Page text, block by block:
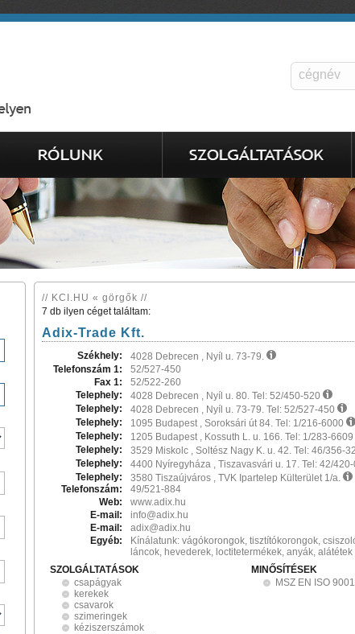
// KCI.HU « görgők //
7 db ilyen céget találtam:
Adix-Trade Kft.
Székhely:
4028 Debrecen , Nyíl u. 73-79.
Telefonszám 1:
52/527-450
Fax 1:
52/522-260
Telephely:
4028 Debrecen , Nyíl u. 80. Tel: 52/450-520
Telephely:
4028 Debrecen , Nyíl u. 73-79. Tel: 52/527-450
Telephely:
1095 Budapest , Soroksári út 84. Tel: 1/216-6000
Telephely:
1205 Budapest , Kossuth L. u. 166. Tel: 1/283-6609
Telephely:
3529 Miskolc , Soltész Nagy K. u. 42. Tel: 46/356-
Telephely:
4400 Nyíregyháza , Tiszavasvári u. 17. Tel: 42/
Telephely:
3580 Tiszaújváros , TVK Ipartelep Külterület 1/a.
Telefonszám:
49/521-884
Web:
www.adix.hu
E-mail:
info@adix.hu
E-mail:
adix@adix.hu
Egyéb:
Kínálatunk: vágókorongok, tisztítókorongok,
láncok, hevederek, loctitetermékek, anyák, alátétek
SZOLGÁLTATÁSOK
csapágyak
kerekek
csavarok
szimeringek
kéziszerszámok
MINŐSÍTÉSEK
MSZ EN ISO